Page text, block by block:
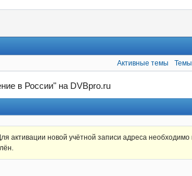
Активные темы Темы
в России" на DVBpro.ru
активации новой учётной записи адреса необходимо